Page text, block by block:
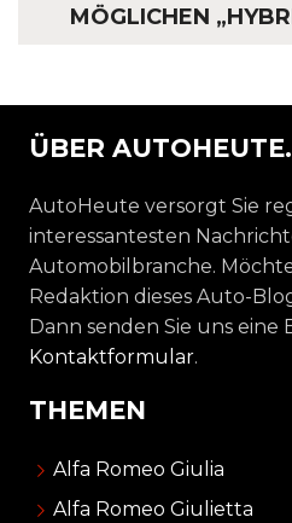
MÖGLICHEN
ÜBER
AutoHeute versorgt Sie
interessantesten
Automobilbranche.
Redaktion dieses Auto-
Dann senden Sie uns eine
Kontaktformular.
THEMEN
Alfa Romeo Giulia
Alfa Romeo Giulietta